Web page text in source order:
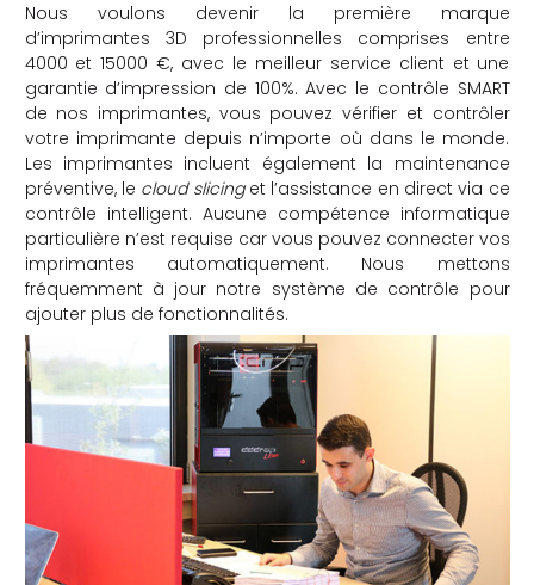
Nous voulons devenir la première marque
d’imprimantes 3D professionnelles comprises entre
4000 et 15000 €, avec le meilleur service client et une
garantie d’impression de 100%. Avec le contrôle SMART
de nos imprimantes, vous pouvez vérifier et contrôler
votre imprimante depuis n’importe où dans le monde.
Les imprimantes incluent également la maintenance
préventive, le cloud slicinget l’assistance en direct via ce
contrôle intelligent. Aucune compétence informatique
particulière n’est requise car vous pouvez connecter vos
imprimantes automatiquement. Nous mettons
fréquemment à jour notre système de contrôle pour
ajouter plus de fonctionnalités.